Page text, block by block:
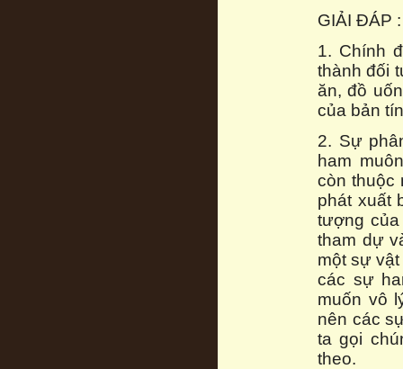
GIẢI ĐÁP :
1. Chính
thành đối
ăn, đồ
của bản
2. Sự
ham
còn thuộc
phát xuất
tượng
tham dự
một sự
các sự
muốn vô
nên các
ta gọi
theo.